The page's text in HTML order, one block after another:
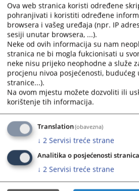
Trenutno
Ova web stranica koristi određene
pohranjivati i koristiti određene
browsera i vašeg uređaja (npr. IP
sesiji unutar browsera, ...).
Neke od ovih informacija su nam
stranica ne bi mogla fukcionisati u
neke nisu prijeko neophodne a služe
procjenu nivoa posjećenosti, budućeg
stranice...).
Na ovom mjestu možete dozvoliti ili
korištenje tih informacija.
Translation(obavezna)
↓ 2 Servisi treće strane
Analitika o posjećenosti stranica
↓ 2 Servisi treće strane